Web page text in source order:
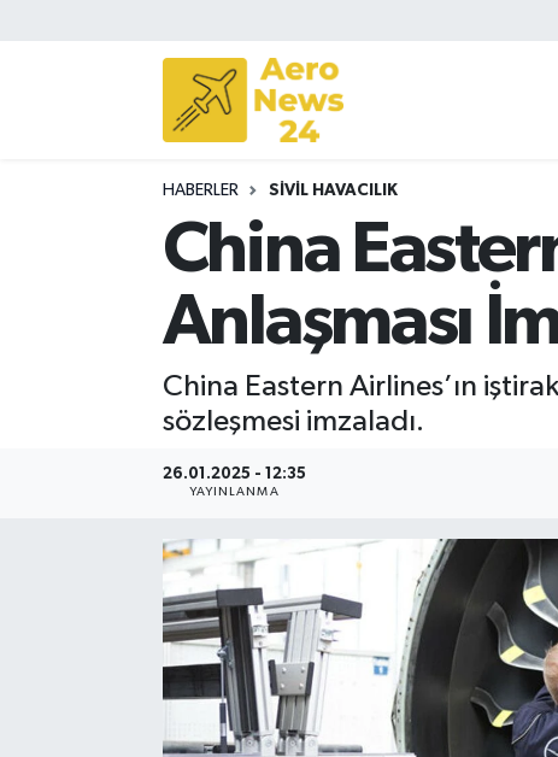
HABERLER SIVIL HAVACILIK
China
Anlaşması
China Eastern Airlines’ın
sözleşmesi imzaladı.
26.01.2025 - 12:35
YAYINLANMA
Sivil Havacılık